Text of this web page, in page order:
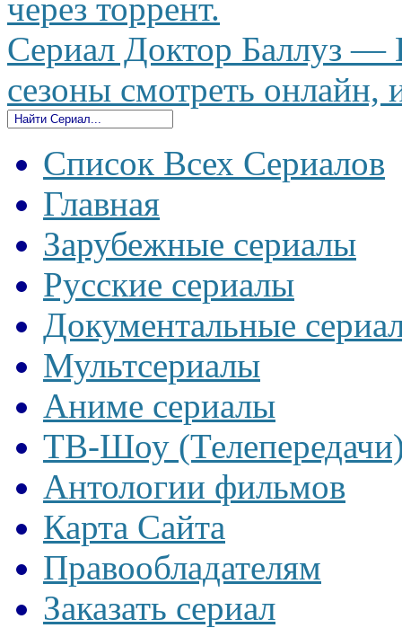
через торрент.
Сериал Доктор Баллуз —
сезоны смотреть онлайн,
Список Всех Сериалов
Главная
Зарубежные сериалы
Русские сериалы
Документальные
Мультсериалы
Аниме сериалы
ТВ-Шоу
Антологии фильмов
Карта Сайта
Правообладателям
Заказать сериал